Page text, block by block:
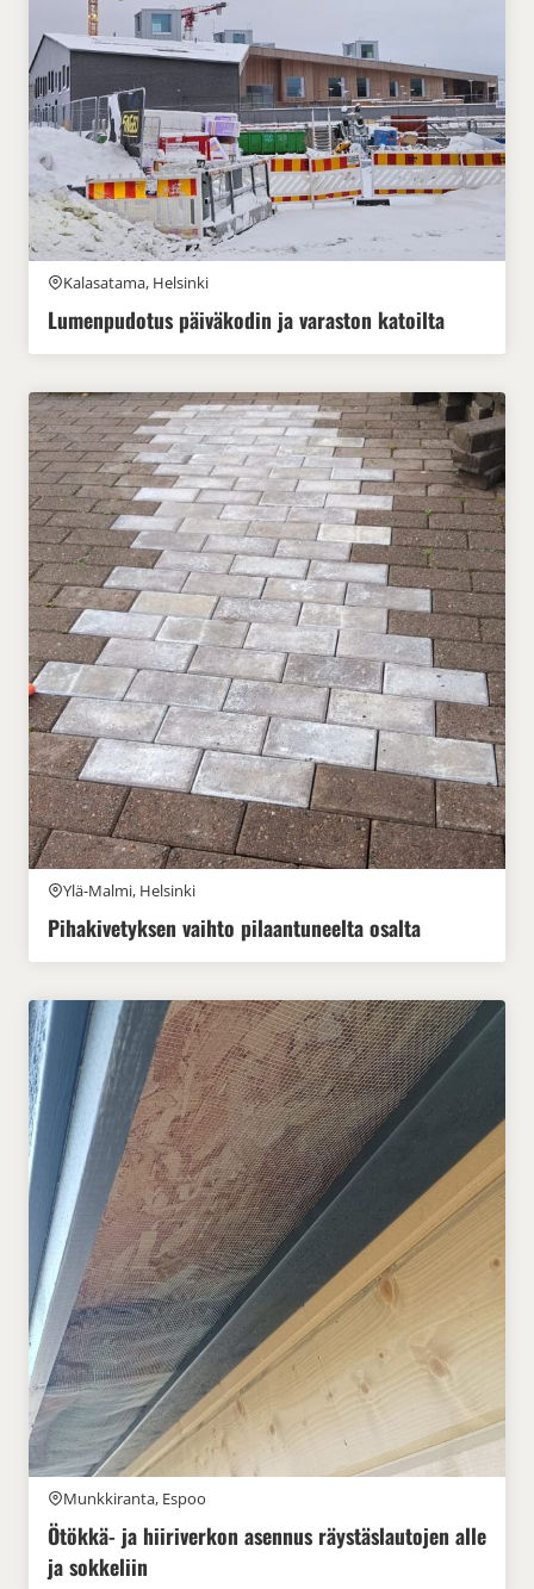
Kalasatama, Helsinki
Lumenpudotus päiväkodin ja varaston katoilta
Ylä-Malmi, Helsinki
Pihakivetyksen vaihto pilaantuneelta osalta
Munkkiranta, Espoo
Ötökkä- ja hiiriverkon asennus räystäslautojen alle
ja sokkeliin